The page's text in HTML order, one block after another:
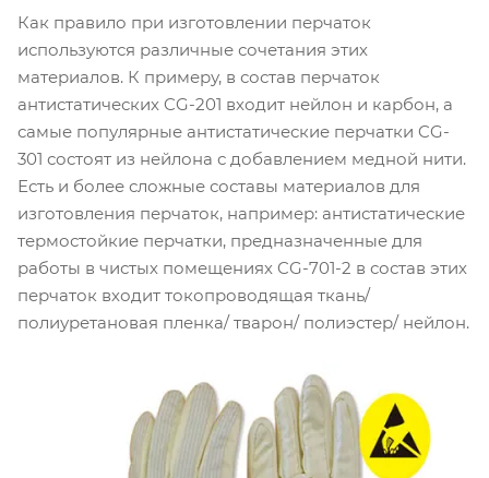
Как правило при изготовлении перчаток
используются различные сочетания этих
материалов. К примеру, в состав перчаток
антистатических CG-201 входит нейлон и карбон, а
самые популярные антистатические перчатки CG-
301 состоят из нейлона с добавлением медной нити.
Есть и более сложные составы материалов для
изготовления перчаток, например: антистатические
термостойкие перчатки, предназначенные для
работы в чистых помещениях CG-701-2 в состав этих
перчаток входит токопроводящая ткань/
полиуретановая пленка/ тварон/ полиэстер/ нейлон.